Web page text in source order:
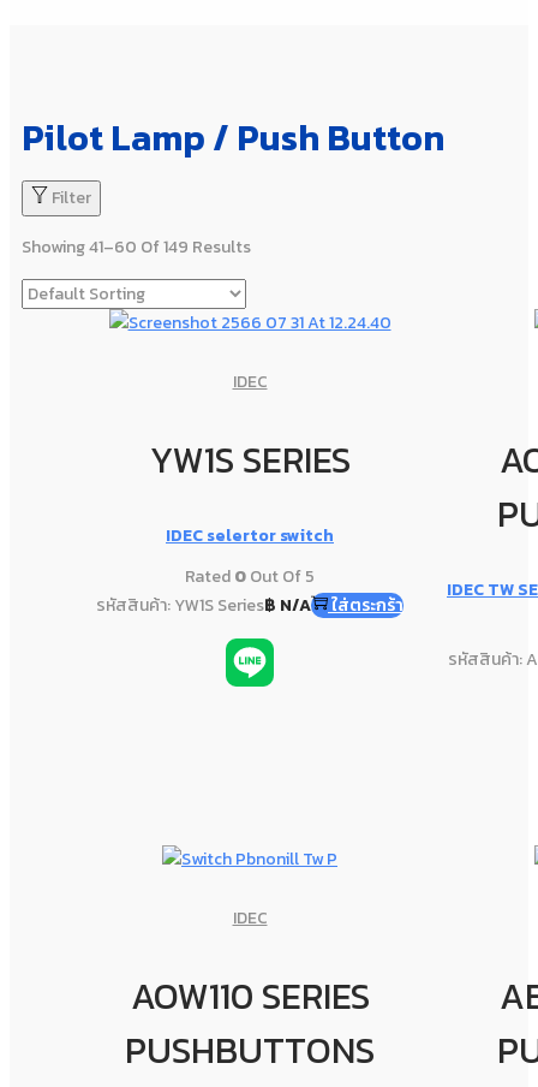
Pilot Lamp / Push Button
Filter
Showing 41–60 Of 149 Results
IDEC
YW1S SERIES
IDEC selertor switch
Rated0Out Of 5
รหัสสินค้า: YW1S Series฿ N/A ใส่ตระกร้า
IDEC TW
รหัสสินค้า:
IDEC
AOW110 SERIES
PUSHBUTTONS